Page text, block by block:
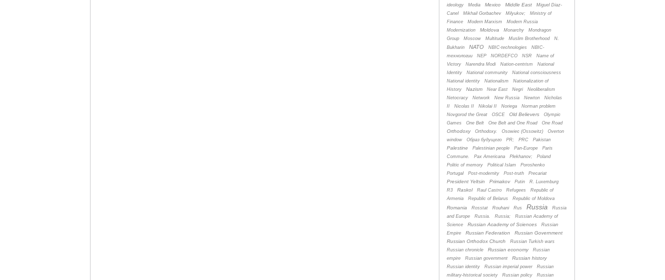
ideology
Media Mexico Middle East
Miguel Diaz-
Canel
Mikhail Gorbachev Milyukov;
Ministry of
Finance
Modern Marxism
Modern Russia
Modernization
Moldova Monarchy
Mondragon
Group
Moscow Multitude Muslim Brotherhood
N.
Bukharin
NATO NBIC-technologies
NBIC-
технологии
NEP NORDEFCO NSR
Name of
Victory
Narendra Modi Nation-centrism
National
Identity
National community
National consciousness
National identity
Nationalism
Nationalization of
History
Nazism Near East Negri
Neoliberalism
Netocracy
Network New Russia Newton
Nicholas
II
Nicolas II Nikolai II Noriega
Norman problem
Novgorod the Great
OSCE Old Believers
Olympic
Games
One Belt One Belt and One Road One Road
Orthodoxy Orthodoxy. Osowiec (Ossowitz)
Overton
window
Oбраз будущего PR; PRC Pakistan
Palestine Palestinian people Pan-Europe
Paris
Commune.
Pax Americana Plekhanov;
Poland
Politic of memory
Political Islam
Poroshenko
Portugal
Post-modernity Post-truth Precariat
President Yeltsin Primakov Putin
R. Luxemburg
R3
Raskol Raul Castro Refugees
Republic of
Armenia
Republic of Belarus Republic of Moldova
Romania Rosstat Rouhani Rus Russia
Russia
and Europe
Russia. Russia;
Russian Academy of
Science
Russian Academy of Sciences
Russian
Empire
Russian Federation
Russian Government
Russian Orthodox Church
Russian Turkish wars
Russian chronicle
Russian economy
Russian
empire
Russian government Russian history
Russian identity Russian imperial power
Russian
military-historical society
Russian policy Russian